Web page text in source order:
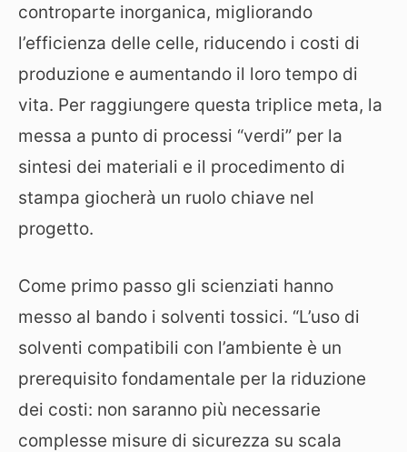
controparte inorganica, migliorando
l’efficienza delle celle, riducendo i costi di
produzione e aumentando il loro tempo di
vita. Per raggiungere questa triplice meta, la
messa a punto di processi “verdi” per la
sintesi dei materiali e il procedimento di
stampa giocherà un ruolo chiave nel
progetto.
Come primo passo gli scienziati hanno
messo al bando i solventi tossici. “L’uso di
solventi compatibili con l’ambiente è un
prerequisito fondamentale per la riduzione
dei costi: non saranno più necessarie
complesse misure di sicurezza su scala